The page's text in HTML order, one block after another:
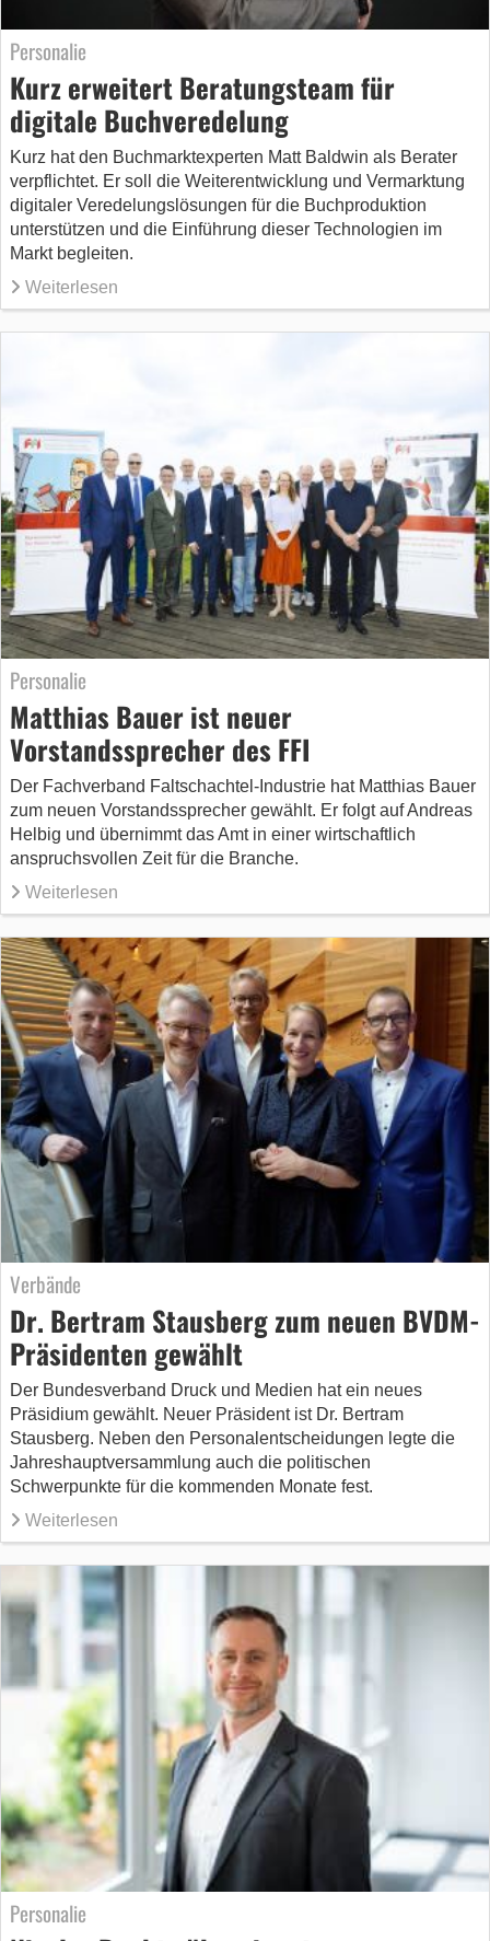
Personalie
Kurz erweitert Beratungsteam für
digitale Buchveredelung
Kurz hat den Buchmarktexperten Matt Baldwin als Berater
verpflichtet. Er soll die Weiterentwicklung und Vermarktung
digitaler Veredelungslösungen für die Buchproduktion
unterstützen und die Einführung dieser Technologien im
Markt begleiten.
Weiterlesen
Personalie
Matthias Bauer ist neuer
Vorstandssprecher des FFI
Der Fachverband Faltschachtel-Industrie hat Matthias Bauer
zum neuen Vorstandssprecher gewählt. Er folgt auf Andreas
Helbig und übernimmt das Amt in einer wirtschaftlich
anspruchsvollen Zeit für die Branche.
Weiterlesen
Verbände
Dr. Bertram Stausberg zum neuen BVDM-
Präsidenten gewählt
Der Bundesverband Druck und Medien hat ein neues
Präsidium gewählt. Neuer Präsident ist Dr. Bertram
Stausberg. Neben den Personalentscheidungen legte die
Jahreshauptversammlung auch die politischen
Schwerpunkte für die kommenden Monate fest.
Weiterlesen
Personalie